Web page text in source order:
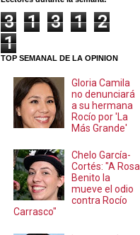
3 1 3 1
2
1
TOP SEMANAL DE LA OPINION
Gloria Camila
no denunciará
a su hermana
Rocío por 'La
Más Grande'
Chelo García-
Cortés: "A Rosa
Benito la
mueve el odio
contra Rocío
Carrasco"